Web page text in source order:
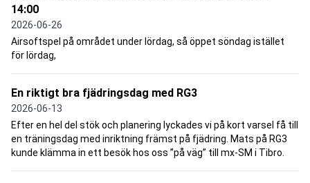
14:00
2026-06-26
Airsoftspel på området under lördag, så öppet söndag istället
för lördag,
En riktigt bra fjädringsdag med RG3
2026-06-13
Efter en hel del stök och planering lyckades vi på kort varsel få till
en träningsdag med inriktning främst på fjädring. Mats på RG3
kunde klämma in ett besök hos oss ”på väg” till mx-SM i Tibro.